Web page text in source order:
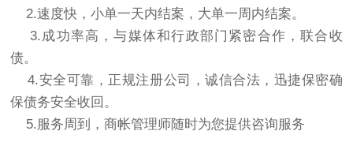
2.速度快，小单一天内结案，大单一周内结案。
3.成功率高，与媒体和行政部门紧密合作，联合收
债。
4.安全可靠，正规注册公司，诚信合法，迅捷保密确
保债务安全收回。
5.服务周到，商帐管理师随时为您提供咨询服务